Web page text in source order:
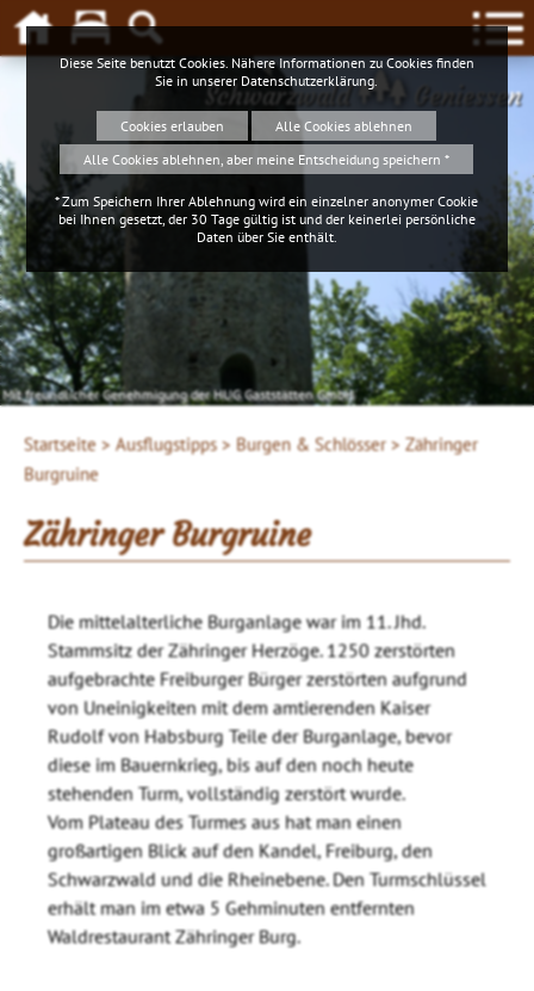
Schwarzwald Geniessen
Mit freundlicher Genehmigung der HUG Gaststätten GmbH
Startseite > Ausflugstipps > Burgen & Schlösser > Zähringer
Burgruine
Zähringer Burgruine
Die mittelalterliche Burganlage war im 11. Jhd.
Stammsitz der Zähringer Herzöge. 1250 zerstörten
aufgebrachte Freiburger Bürger zerstörten aufgrund
von Uneinigkeiten mit dem amtierenden Kaiser
Rudolf von Habsburg Teile der Burganlage, bevor
diese im Bauernkrieg, bis auf den noch heute
stehenden Turm, vollständig zerstört wurde.
Vom Plateau des Turmes aus hat man einen
großartigen Blick auf den Kandel, Freiburg, den
Schwarzwald und die Rheinebene. Den Turmschlüssel
erhält man im etwa 5 Gehminuten entfernten
Waldrestaurant Zähringer Burg.
Diese Seite benutzt Cookies. Nähere Informationen zu Cookies finden
Sie in unserer Datenschutzerklärung
Cookies erlauben
Alle Cookies ablehnen
Alle Cookies ablehnen, aber meine Entscheidung speichern *
* Zum Speichern Ihrer Ablehnung wird ein einzelner anonymer Cookie
bei Ihnen gesetzt, der 30 Tage gültig ist und der keinerlei persönliche
Daten über Sie enthält.